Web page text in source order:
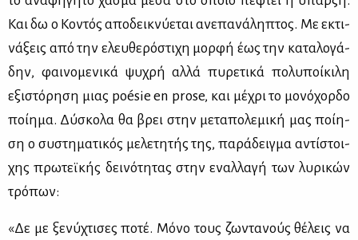
Και δω ο Κο­ντός απο­δει­κνύ­ε­ται ανε­πα­νά­λη­πτος. Με εκτι­
νά­ξεις από την ελευ­θε­ρό­στι­χη μορ­φή έως την κα­τα­λο­γά­
δην, φαι­νο­με­νι­κά ψυ­χρή αλ­λά πυ­ρε­τι­κά πο­λυ­ποί­κι­λη
εξι­στό­ρη­ση μιας poésie en prose, και μέ­χρι το μο­νό­χορ­δο
ποί­η­μα. Δύ­σκο­λα θα βρει στην με­τα­πο­λε­μι­κή μας ποί­η­
ση ο συ­στη­μα­τι­κός με­λε­τη­τής της, πα­ρά­δειγ­μα αντί­στοι­
χης πρω­τεϊ­κής δει­νό­τη­τας στην εναλ­λα­γή των λυ­ρι­κών
τρό­πων:
«Δε με ξε­νύ­χτι­σες πο­τέ. Μό­νο τους ζω­ντα­νούς θέ­λεις να